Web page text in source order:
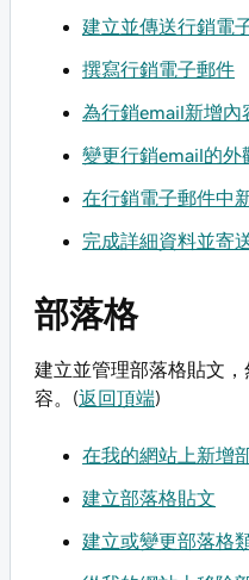
建立並傳送行銷電
撰寫行銷電子郵件
為行銷email新增內
變更行銷email的外
在行銷電子郵件中
完成詳細資料並寄
部落格
建立並管理部落格貼文
容。(返回頂端)
在我的網站上新增
建立部落格貼文
建立或變更部落格